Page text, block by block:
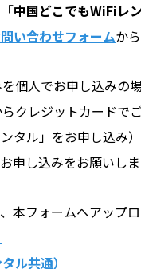
SIMとは
国どこでもWiFiレ
い合わせフォームか
個人でお申し込みの
クレジットカードで
タル」をお申し込み
し込みをお願いしま
フォームへアップロ
ル共通）